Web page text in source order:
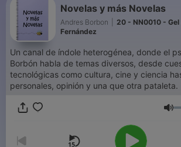
Novelas y más Novelas
Andres Borbon
20 - NN0010 -
Fernández
Un canal de índole heterogénea, donde el
Borbón habla de temas diversos, desde
tecnológicas como cultura, cine y ciencia
personales, opinión y una que otra pataleta.